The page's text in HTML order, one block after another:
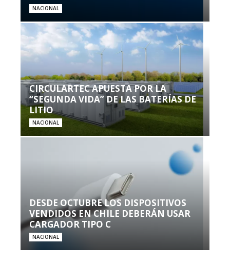
NACIONAL
CIRCULARTEC APUESTA POR LA
“SEGUNDA VIDA” DE LAS BATERÍAS DE
LITIO
NACIONAL
DESDE OCTUBRE LOS DISPOSITIVOS
VENDIDOS EN CHILE DEBERÁN USAR
CARGADOR TIPO C
NACIONAL